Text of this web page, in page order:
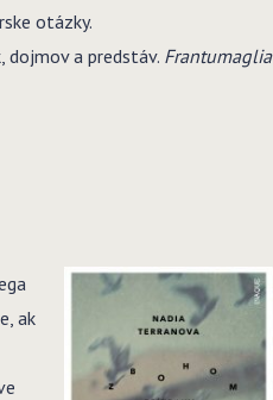
otázky.
dojmov a predstáv. Frantumaglia
ak